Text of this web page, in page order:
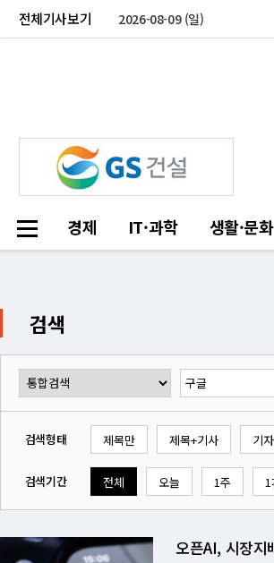
전체기사보기 2026-08-09 (일)
경제 IT·과학 생활·문화
검색
검색형태 제목만 제목+기사 기
검색기간 전체 오늘 1주 1
오픈AI, 시장지